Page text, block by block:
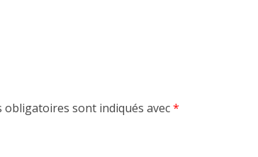
obligatoires sont indiqués avec*